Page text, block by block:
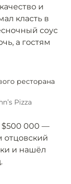
и
класть в
соус
а гостям
ресторана
Pizza
$500 000 —
отцовский
и нашёл